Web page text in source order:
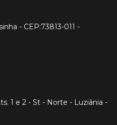
- CEP:73813-011 -
1 e 2 - St - Norte - Luziânia -